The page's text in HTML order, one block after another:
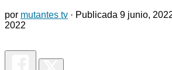
por mutantes tv · Publicada 9 junio,
2022